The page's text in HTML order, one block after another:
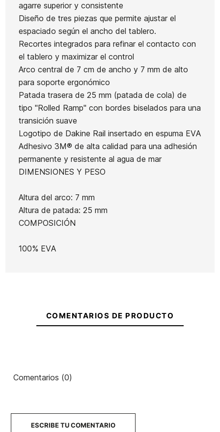
agarre superior y consistente
Diseño de tres piezas que permite ajustar el
espaciado según el ancho del tablero.
Recortes integrados para refinar el contacto con
el tablero y maximizar el control
Arco central de 7 cm de ancho y 7 mm de alto
para soporte ergonómico
Patada trasera de 25 mm (patada de cola) de
tipo "Rolled Ramp" con bordes biselados para una
transición suave
Logotipo de Dakine Rail insertado en espuma EVA
Adhesivo 3M® de alta calidad para una adhesión
permanente y resistente al agua de mar
DIMENSIONES Y PESO
Altura del arco: 7 mm
Altura de patada: 25 mm
COMPOSICIÓN
100% EVA
Ean13 21100470
Quillas
FCSII
Performer
Neo
Glass
Pacific
Quad
Rear
Botella
Yeti
Rambler
Funda Ocean&Earth
Barry Day cover 5.8
55,00 € 55,00 €
No hay características para comparar
COMENTARIOS DE PRODUCTO
Comentarios (0)
ESCRIBE TU COMENTARIO